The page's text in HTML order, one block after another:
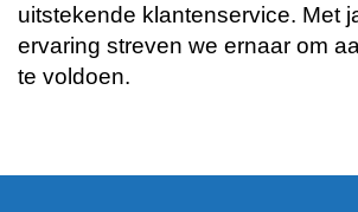
uitstekende klantenservice. Met
ervaring streven we ernaar om
te voldoen.